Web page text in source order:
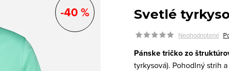
-40 % Svetlé
Neohodnotené
Pánske tričko zo
tyrkysová). Pohodlný strih